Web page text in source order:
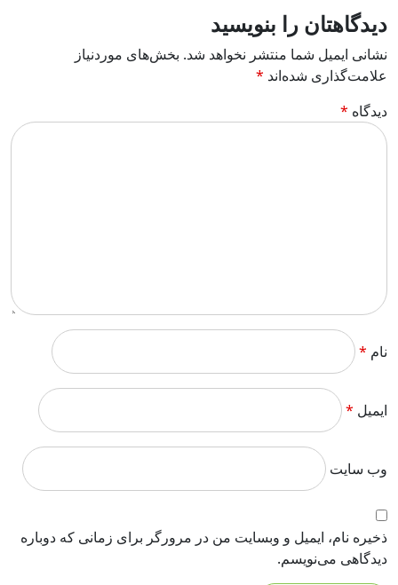
دیدگاهتان را بنویسید
نشانی ایمیل شما منتشر نخواهد شد. بخش‌های موردنیاز
علامت‌گذاری شده‌اند *
دیدگاه *
نام *
ایمیل *
وب‌ سایت
ذخیره نام، ایمیل و وبسایت من در مرورگر برای زمانی که دوباره
دیدگاهی می‌نویسم.